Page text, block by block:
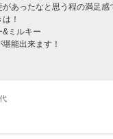
あったなと思う程の満足感
！
&ミルキー
能出来ます！